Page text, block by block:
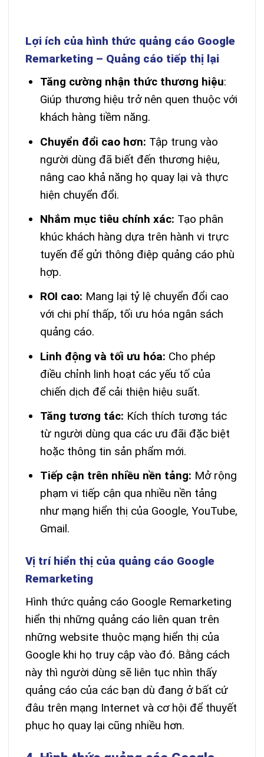
Lợi ích của hình thức quảng cáo Google
Remarketing – Quảng cáo tiếp thị lại
Tăng cường nhận thức thương hiệu:
Giúp thương hiệu trở nên quen thuộc với
khách hàng tiềm năng.
Chuyển đổi cao hơn: Tập trung vào
người dùng đã biết đến thương hiệu,
nâng cao khả năng họ quay lại và thực
hiện chuyển đổi.
Nhắm mục tiêu chính xác: Tạo phân
khúc khách hàng dựa trên hành vi trực
tuyến để gửi thông điệp quảng cáo phù
hợp.
ROI cao: Mang lại tỷ lệ chuyển đổi cao
với chi phí thấp, tối ưu hóa ngân sách
quảng cáo.
Linh động và tối ưu hóa: Cho phép
điều chỉnh linh hoạt các yếu tố của
chiến dịch để cải thiện hiệu suất.
Tăng tương tác: Kích thích tương tác
từ người dùng qua các ưu đãi đặc biệt
hoặc thông tin sản phẩm mới.
Tiếp cận trên nhiều nền tảng: Mở rộng
phạm vi tiếp cận qua nhiều nền tảng
như mạng hiển thị của Google, YouTube,
Gmail.
Vị trí hiển thị của quảng cáo Google
Remarketing
Hình thức quảng cáo Google Remarketing
hiển thị những quảng cáo liên quan trên
những website thuộc mạng hiển thị của
Google khi họ truy cập vào đó. Bằng cách
này thì người dùng sẽ liên tục nhìn thấy
quảng cáo của các bạn dù đang ở bất cứ
đâu trên mạng Internet và cơ hội để thuyết
phục họ quay lại cũng nhiều hơn.